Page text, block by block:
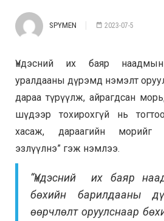
SPYMEN 2023-07-5
Үндэсний их баяр
уралдааны дүрэмд нэмэлт
дараа түрүүлж, айрагдсан
шүдээр тохирохгүй нь
хасаж, дараагийн морийг
эзлүүлнэ” гэж нэмлээ.
“Үндэсний их баяр
бөхийн барилдааны
өөрчлөлт оруулснаар